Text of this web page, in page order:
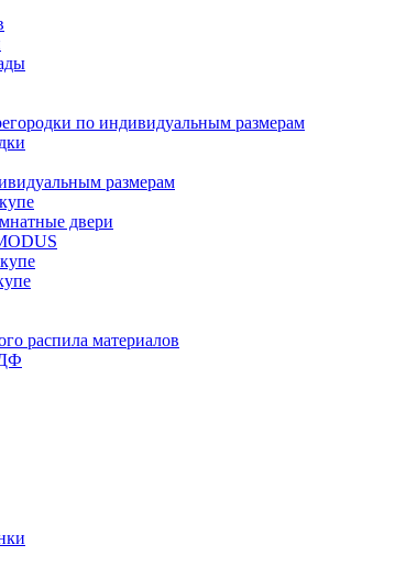
по индивидуальным размерам
размерам
двери
распила материалов